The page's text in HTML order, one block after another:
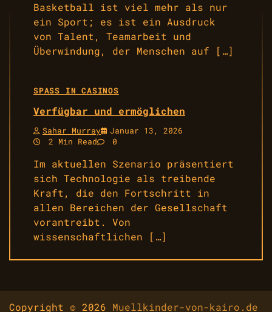
Basketball ist viel mehr als nur
ein Sport; es ist ein Ausdruck
von Talent, Teamarbeit und
Überwindung, der Menschen auf […]
SPASS IN CASINOS
Verfügbar und ermöglichen
Sahar Murray
Januar 13, 2026
2 Min Read
0
Im aktuellen Szenario präsentiert
sich Technologie als treibende
Kraft, die den Fortschritt in
allen Bereichen der Gesellschaft
vorantreibt. Von
wissenschaftlichen […]
Copyright © 2026 Muellkinder-von-kairo.de